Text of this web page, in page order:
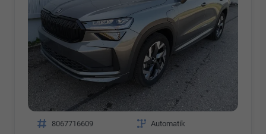
Fahrzeugnr. 8067716609 Getriebe Automatik